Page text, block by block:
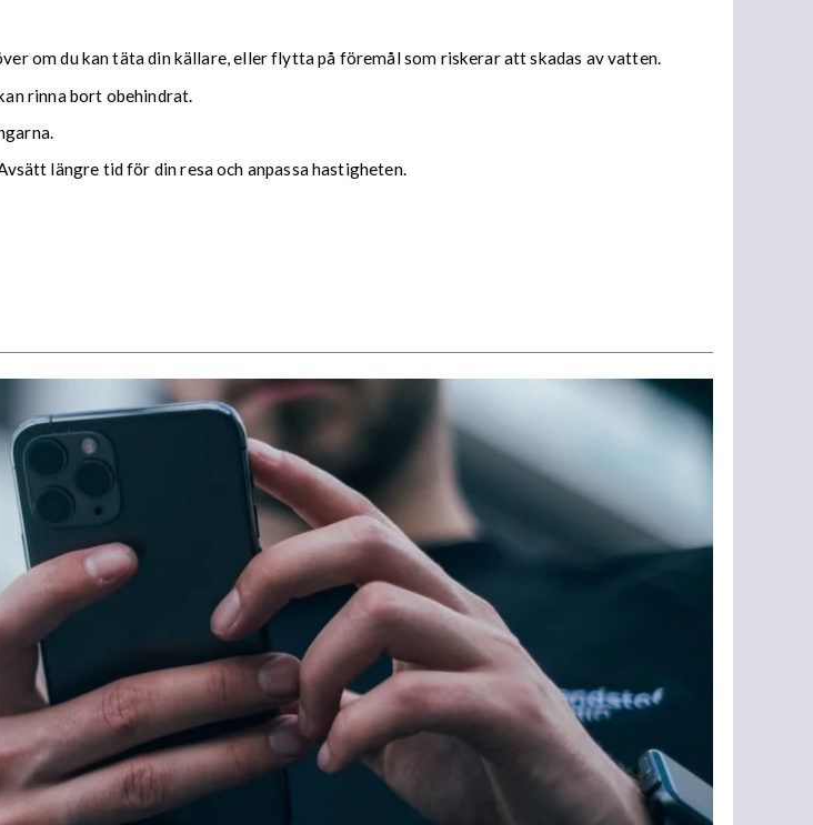
om du kan täta din källare, eller flytta på föremål som riskerar att skadas av vatten.
rinna bort obehindrat.
längre tid för din resa och anpassa hastigheten.